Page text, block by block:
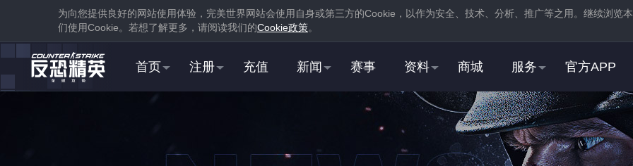
为向您提供良好的网站使用体验，完美世界网站会使用自身或第三方的Cookie ，以作为安全、技术、分析、推广等之用。继续浏览
们使用Cookie。若想了解更多，请阅读我们的Cookie政策。
首页 注册 充值 新闻 赛事 资料 商城 服务 官方APP
新用户
3